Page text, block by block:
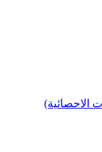
الاحصائية)